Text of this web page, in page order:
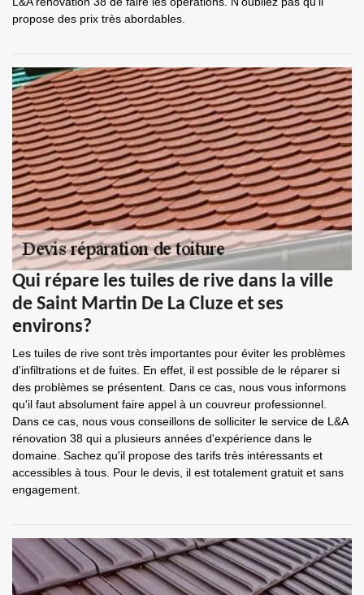
propose des prix très abordables.
Qui répare les tuiles de rive dans la ville
de Saint Martin De La Cluze et ses
environs?
Les tuiles de rive sont très importantes pour éviter les problèmes
d'infiltrations et de fuites. En effet, il est possible de le réparer si
des problèmes se présentent. Dans ce cas, nous vous informons
qu'il faut absolument faire appel à un couvreur professionnel.
Dans ce cas, nous vous conseillons de solliciter le service de L&A
rénovation 38 qui a plusieurs années d'expérience dans le
domaine. Sachez qu'il propose des tarifs très intéressants et
accessibles à tous. Pour le devis, il est totalement gratuit et sans
engagement.